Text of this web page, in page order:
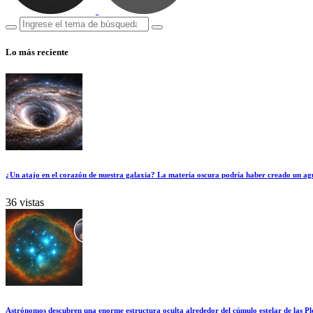
Lo más reciente
¿Un atajo en el corazón de nuestra galaxia? La materia oscura podría haber creado un
36 vistas
Astrónomos descubren una enorme estructura oculta alrededor del cúmulo estelar de las